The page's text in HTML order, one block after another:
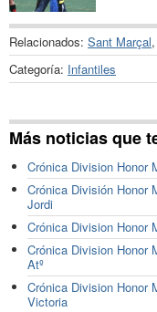
Relacionados: Sant Marçal,
Categoría: Infantiles
Más noticias que
Crónica Division Honor
Crónica División Honor
Jordi
Crónica Division Honor
Crónica Division Honor
Atº
Crónica Division Honor
Victoria